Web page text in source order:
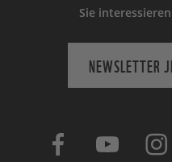
Sie
NEWSLETTER